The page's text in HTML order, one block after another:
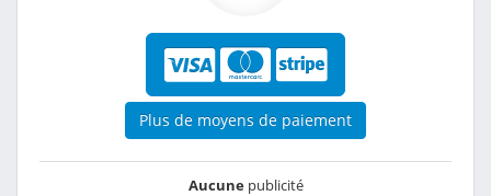
Plus de moyens de paiement
Aucunepublicité